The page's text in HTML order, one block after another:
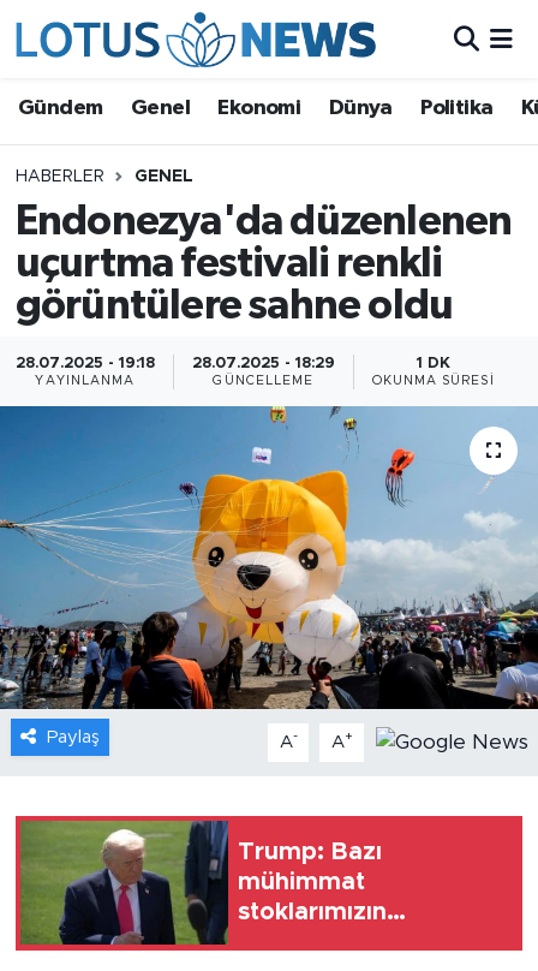
Gündem Genel Ekonomi Dünya Politika
HABERLER GENEL
Endonezya'da düzenlenen
uçurtma festivali renkli
görüntülere sahne oldu
28.07.2025 - 19:18
YAYINLANMA
28.07.2025 - 18:29
GÜNCELLEME
1 DK
OKUNMA SÜRESI
Paylaş A- A+
Trump: Bazı
mühimmat
stoklarımızın
Ekonomi
Dünya
Politika
Çin Fuarları
Gündem
Video
Sağlık
Xinhua
Xinhua Türkiye
Seyahat